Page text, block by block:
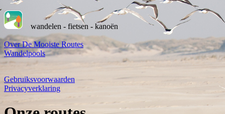
wandelen - fietsen - kanoën
Over De Mooiste Routes
Wandelpools
Gebruiksvoorwaarden
Privacyverklaring